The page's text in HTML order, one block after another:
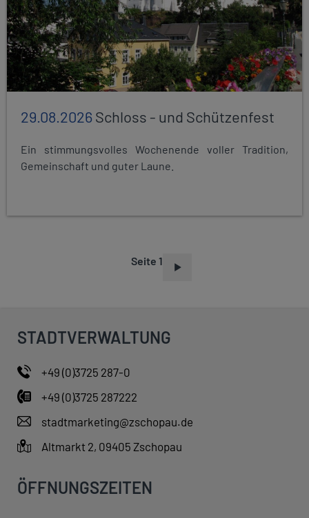
29.08.2026Schloss - und Schützenfest
Ein stimmungsvolles Wochenende voller Tradition,
Gemeinschaft und guter Laune.
Seite 1
STADTVERWALTUNG
+49 (0)3725 287-0
+49 (0)3725 287222
stadtmarketing@zschopau.de
Altmarkt 2, 09405 Zschopau
ÖFFNUNGSZEITEN